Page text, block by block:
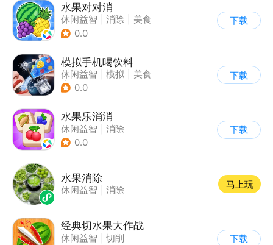
水果对对消
休闲益智 消除
美食
| 卡通
0.0
下载
模拟手机喝饮料
休闲益智 模拟
美食
| 卡通
0.0
下载
水果乐消消
休闲益智
消除
0.0
下载
水果消除
休闲益智 消除
马上玩
经典切水果大作战
休闲益智
切削
下载